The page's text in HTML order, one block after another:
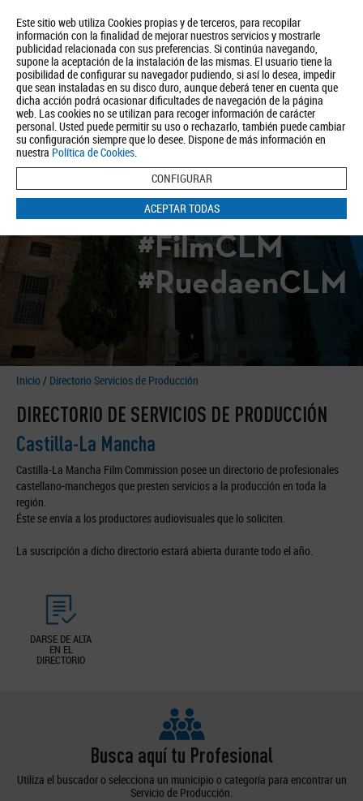
Este sitio web utiliza Cookies propias y de terceros, para recopilar
información con la finalidad de mejorar nuestros servicios y mostrarle
publicidad relacionada con sus preferencias. Si continúa navegando,
supone la aceptación de la instalación de las mismas. El usuario tiene la
posibilidad de configurar su navegador pudiendo, si así lo desea, impedir
que sean instaladas en su disco duro, aunque deberá tener en cuenta que
dicha acción podrá ocasionar dificultades de navegación de la página
web. Las cookies no se utilizan para recoger información de carácter
personal. Usted puede permitir su uso o rechazarlo, también puede cambiar
su configuración siempre que lo desee. Dispone de más información en
nuestra Política de Cookies.
CONFIGURAR
ACEPTAR TODAS
Quiénes somos Turismo Política de Privacidad Aviso Legal
Política de Cookies
BUSCAR
#FilmCLM
#RuedaenCLM
Inicio / Directorio Servicios de Producción
DIRECTORIO DE SERVICIOS DE PRODUCCIÓN
Castilla-La Mancha
Castilla-La Mancha Film Commission posee un directorio de profesionales
castellano-manchegos que presten servicios a la producción en toda la
región.
Éste se envía a los productores audiovisuales que lo soliciten.
La suscripción a dicho directorio estará abierta durante todo el año.
DARSE DE ALTA
EN EL
DIRECTORIO
Busca aquí tu Profesional
Utiliza el buscador o selecciona un municipio o categoría para encontrar un
Servicio de Producción.